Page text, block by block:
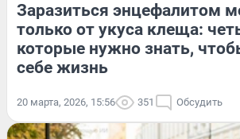
Заразиться энцефалитом
только от укуса клеща:
которые нужно знать,
себе жизнь
20 марта, 2026, 15:56 351 Обсудить